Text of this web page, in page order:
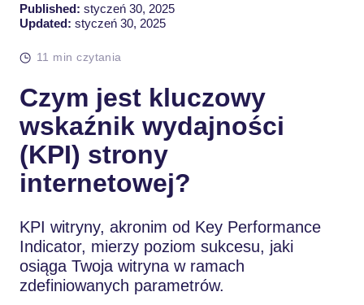
Published: styczeń 30, 2025
Updated: styczeń 30, 2025
11 min czytania
Czym jest kluczowy
wskaźnik wydajności
(KPI) strony
internetowej?
KPI witryny, akronim od Key Performance
Indicator, mierzy poziom sukcesu, jaki
osiąga Twoja witryna w ramach
zdefiniowanych parametrów.